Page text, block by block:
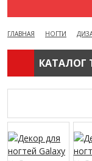
ГЛАВНАЯ НОГТИ
КАТАЛОГ